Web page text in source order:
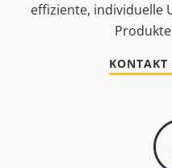
effiziente, individuelle